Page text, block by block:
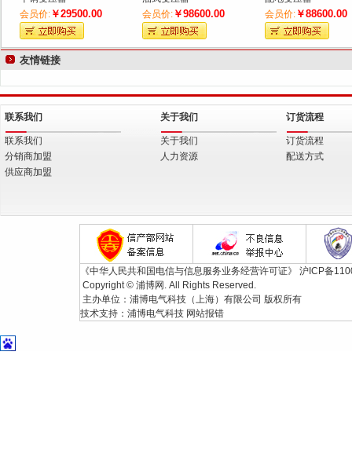
会员价: ￥29500.00
会员价: ￥98600.00
会员价: ￥88600.00
友情链接
联系我们
联系我们
分销商加盟
供应商加盟
关于我们
关于我们
人力资源
订货流程
订货流程
配送方式
《中华人民共和国电信与信息服务业务经营许可证》 沪ICP备
Copyright © 浦博网. All Rights Reserved.
主办单位：浦博电气科技（上海）有限公司 版权所有
技术支持： 浦博电气科技 网站报错